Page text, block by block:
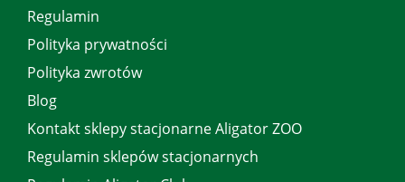
Regulamin
Polityka prywatności
Polityka zwrotów
Blog
Kontakt sklepy stacjonarne Aligator ZOO
Regulamin sklepów stacjonarnych